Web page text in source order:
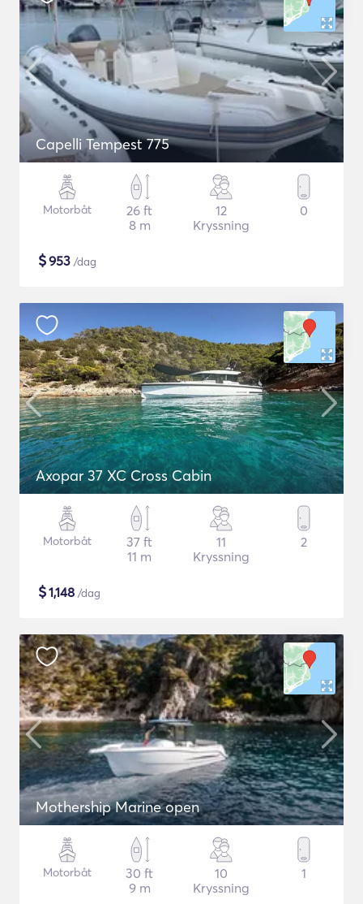
Capelli Tempest 775
Motorbåt
26 ft
8 m
12
Kryssning
0
$953 /dag
Axopar 37 XC Cross Cabin
Motorbåt
37 ft
11 m
11
Kryssning
2
$1,148 /dag
Mothership Marine open
Motorbåt
30 ft
9 m
10
Kryssning
1